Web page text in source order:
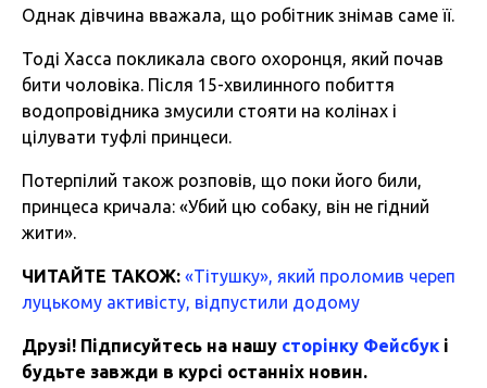
Однак дівчина вважала, що робітник знімав саме її.
Тоді Хасса покликала свого охоронця, який почав
бити чоловіка. Після 15-хвилинного побиття
водопровідника змусили стояти на колінах і
цілувати туфлі принцеси.
Потерпілий також розповів, що поки його били,
принцеса кричала: «Убий цю собаку, він не гідний
жити».
ЧИТАЙТЕ ТАКОЖ: «Тітушку», який проломив череп
луцькому активісту, відпустили додому
Друзі! Підписуйтесь на нашу сторінку Фейсбук і
будьте завжди в курсі останніх новин.